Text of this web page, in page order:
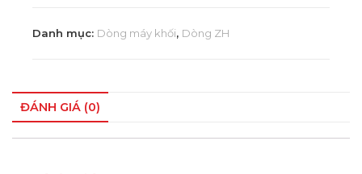
Danh mục: Dòng máy khối, Dòng ZH
ĐÁNH GIÁ (0)